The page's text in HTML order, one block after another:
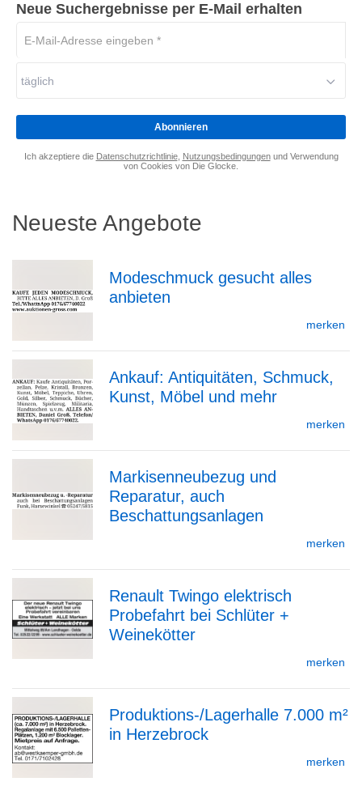
Neue Suchergebnisse per E-Mail erhalten
Adresse
*
täglich
Abonnieren
Ich akzeptiere die Datenschutzrichtlinie, Nutzungsbedingungenund Verwendung
von Cookies von Die Glocke.
Neueste Angebote
zur
Detailseite
Modeschmuck gesucht alles
anbieten
merken
zur
Detailseite
Ankauf: Antiquitäten, Schmuck,
Kunst, Möbel und mehr
merken
zur
Detailseite
Markisenneubezug und
Reparatur, auch
Beschattungsanlagen
merken
zur
Detailseite
Renault Twingo elektrisch
Probefahrt bei Schlüter +
Weinekötter
merken
Produktions-/Lagerhalle 7.000 m²
in Herzebrock
merken